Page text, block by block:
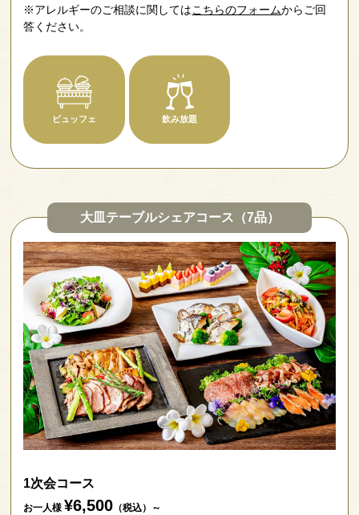
※アレルギーのご相談に関してはこちらのフォームからご回
答ください。
ビュッフェ 飲み放題
大皿テーブルシェアコース（7品）
1次会コース
お一人様 ¥6,500 （税込）～